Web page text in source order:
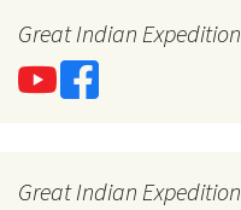
Great Indian Expedition
Great Indian Expedition